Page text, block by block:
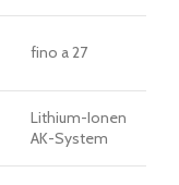
fino a 27
Lithium-Ionen
AK-System